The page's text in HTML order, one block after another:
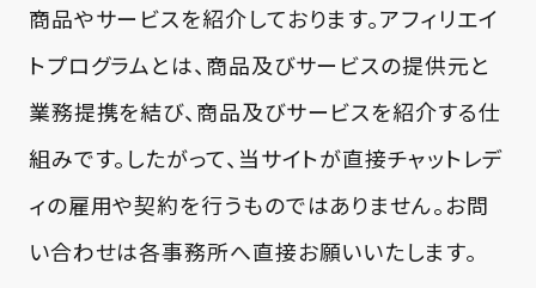
商品やサービスを紹介しております。アフィリエイ
トプログラムとは、商品及びサービスの提供元と
業務提携を結び、商品及びサービスを紹介する仕
組みです。したがって、当サイトが直接チャットレデ
ィの雇用や契約を行うものではありません。お問
い合わせは各事務所へ直接お願いいたします。